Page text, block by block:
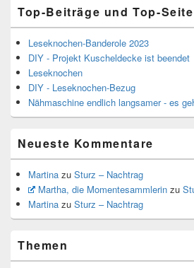
Top-Beiträge und Top-
Leseknochen-Banderole 2023
DIY - Projekt Kuscheldecke ist beendet
Leseknochen
DIY - Leseknochen-Bezug
Nähmaschine endlich langsamer - es
Neueste Kommentare
Martina zu Sturz – Nachtrag
Martha, die Momentesammlerinzu
Martina zu Sturz – Nachtrag
Themen